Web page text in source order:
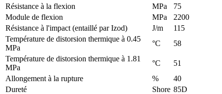
Résistance à la flexion
MPa
75
Module de flexion
MPa
2200
Résistance à l'impact (entaillé par Izod)
J/m
115
Température de distorsion thermique à 0.45
MPa
°C
58
Température de distorsion thermique à 1.81
MPa
°C
51
Allongement à la rupture
%
40
Dureté
Shore 85D